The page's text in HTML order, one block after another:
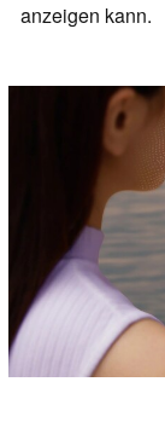
anzeigen kann.